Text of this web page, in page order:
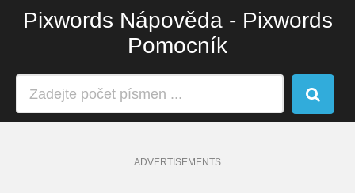
Pixwords Nápověda - Pixwords
Pomocník
ADVERTISEMENTS